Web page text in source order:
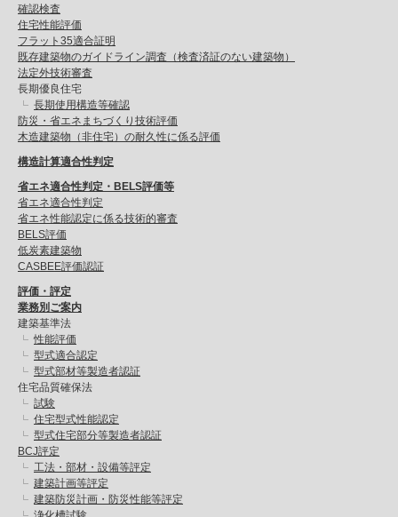
確認検査
住宅性能評価
フラット35適合証明
既存建築物のガイドライン調査（検査済証のない建築物）
法定外技術審査
長期優良住宅
長期使用構造等確認
防災・省エネまちづくり技術評価
木造建築物（非住宅）の耐久性に係る評価
構造計算適合性判定
省エネ適合性判定・BELS評価等
省エネ適合性判定
省エネ性能認定に係る技術的審査
BELS評価
低炭素建築物
CASBEE評価認証
評価・評定
業務別ご案内
建築基準法
性能評価
型式適合認定
型式部材等製造者認証
住宅品質確保法
試験
住宅型式性能認定
型式住宅部分等製造者認証
BCJ評定
工法・部材・設備等評定
建築計画等評定
建築防災計画・防災性能等評定